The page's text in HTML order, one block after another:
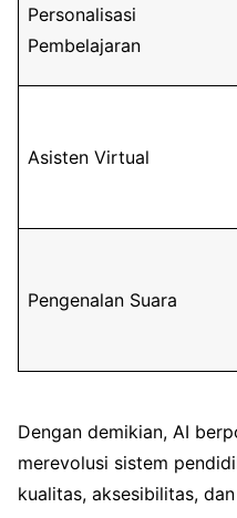
Personalisasi
Pembelajaran
Asisten Virtual
Pengenalan Suara
Dengan demikian, AI
merevolusi sistem
kualitas, aksesibilitas,